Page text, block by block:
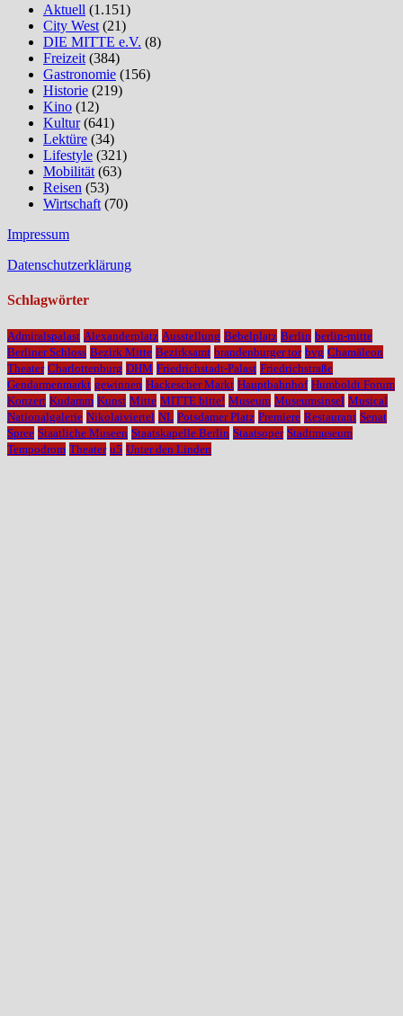
Aktuell (1.151)
City West (21)
DIE MITTE e.V. (8)
Freizeit (384)
Gastronomie (156)
Historie (219)
Kino (12)
Kultur(641)
Lektüre (34)
Lifestyle (321)
Mobilität (63)
Reisen (53)
Wirtschaft (70)
Impressum
Datenschutzerklärung
Schlagwörter
Admiralspalast Alexanderplatz Ausstellung Bebelplatz Berlin berlin-mitte
Berliner Schloss Bezirk Mitte Bezirksamt brandenburger tor bvg Chamäleon
Theater Charlottenburg DHM Friedrichstadt-Palast Friedrichstraße
Gendarmenmarkt gewinnen Hackescher Markt Hauptbahnhof Humboldt Forum
Konzert Kudamm Kunst Mitte MITTE bitte! Museum Museumsinsel Musical
Nationalgalerie Nikolaiviertel NL Potsdamer Platz Premiere Restaurant Senat
Spree Staatliche Museen Staatskapelle Berlin Staatsoper Stadtmuseum
Tempodrom Theater u5 Unter den Linden